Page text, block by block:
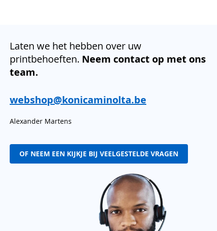
Laten we het hebben over uw
printbehoeften. Neem contact op met ons
team.
webshop@konicaminolta.be
Alexander Martens
OF NEEM EEN KIJKJE BIJ VEELGESTELDE VRAGEN